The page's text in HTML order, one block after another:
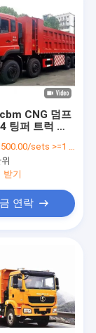
CNG 덤프
팅퍼 트럭 중
sets >=1 sets
받기
연락